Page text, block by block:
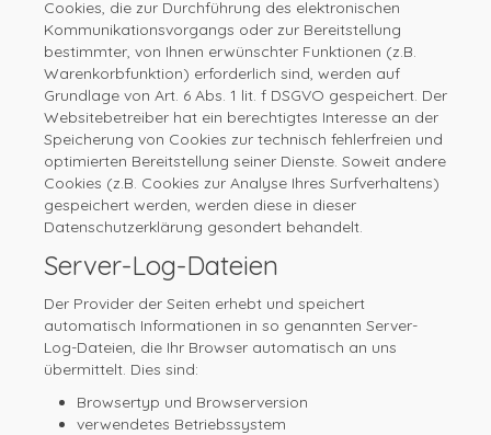
Cookies, die zur Durchführung des elektronischen
Kommunikationsvorgangs oder zur Bereitstellung
bestimmter, von Ihnen erwünschter Funktionen (z.B.
Warenkorbfunktion) erforderlich sind, werden auf
Grundlage von Art. 6 Abs. 1 lit. f DSGVO gespeichert. Der
Websitebetreiber hat ein berechtigtes Interesse an der
Speicherung von Cookies zur technisch fehlerfreien und
optimierten Bereitstellung seiner Dienste. Soweit andere
Cookies (z.B. Cookies zur Analyse Ihres Surfverhaltens)
gespeichert werden, werden diese in dieser
Datenschutzerklärung gesondert behandelt.
Server-Log-Dateien
Der Provider der Seiten erhebt und speichert
automatisch Informationen in so genannten Server-
Log-Dateien, die Ihr Browser automatisch an uns
übermittelt. Dies sind:
Browsertyp und Browserversion
verwendetes Betriebssystem